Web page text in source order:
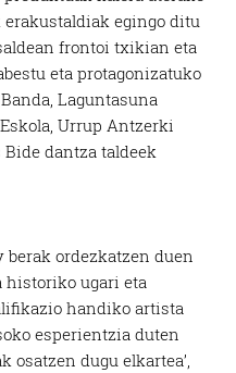
erakustaldiak egingo ditu
frontoi txikian eta
eta protagonizatuko
Laguntasuna
Urrup Antzerki
Bide dantza taldeek
berak ordezkatzen duen
historiko ugari eta
handiko artista
esperientzia duten
dugu elkartea’,